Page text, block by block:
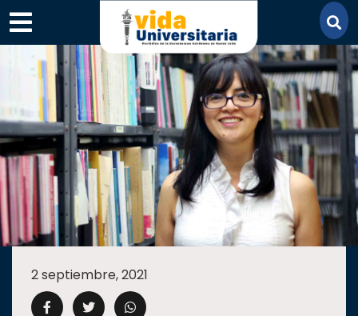
×
SECCIONES
ACADEMIA
CAMPUS UANL
2 septiembre, 2021